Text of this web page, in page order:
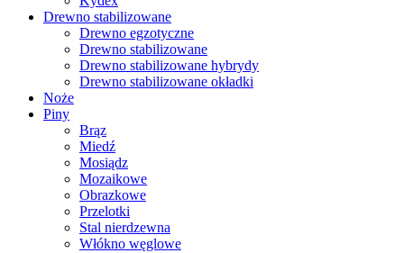
Drewno stabilizowane
Drewno egzotyczne
Drewno stabilizowane
Drewno stabilizowane hybrydy
Drewno stabilizowane okładki
Noże
Piny
Brąz
Miedź
Mosiądz
Mozaikowe
Obrazkowe
Przelotki
Stal nierdzewna
Włókno węglowe